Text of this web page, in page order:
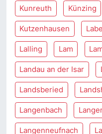
Kunreuth Künzing
Kutzenhausen
Lalling Lam
Landau an der Isar
Landsberied
Langenbach
Langenneufnach